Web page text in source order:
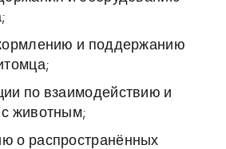
и поддержанию
по взаимодействию и
животным;
о распространённых